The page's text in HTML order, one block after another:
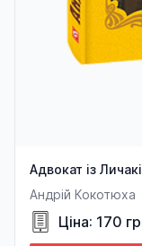
Адвокат із
Андрій Кокотюха
Ціна: 170